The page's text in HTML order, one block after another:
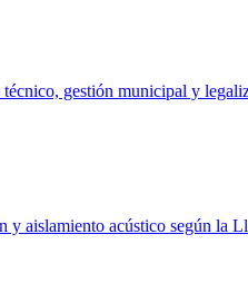
gestión municipal y
y aislamiento acústico según la